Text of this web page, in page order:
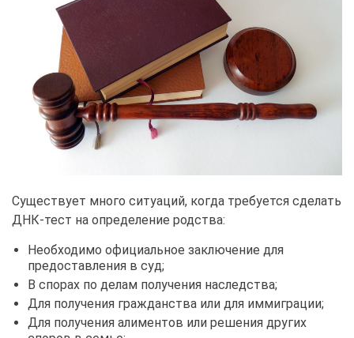
Существует много ситуаций, когда требуется сделать
ДНК-тест на определение родства:
Необходимо официальное заключение для
предоставления в суд;
В спорах по делам получения наследства;
Для получения гражданства или для иммиграции;
Для получения алиментов или решения других